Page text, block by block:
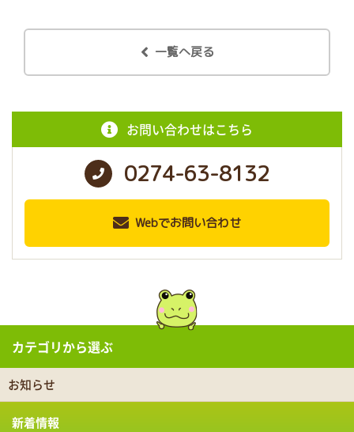
一覧へ戻る
お問い合わせはこちら
0274-63-8132
Webでお問い合わせ
カテゴリから選ぶ
お知らせ
新着情報